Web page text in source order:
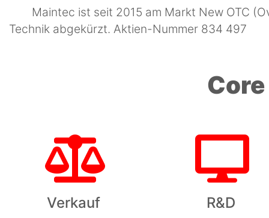
Maintec ist seit 2015 am Markt New OTC
Technik abgekürzt. Aktien-Nummer 834 497
Verkauf R&D